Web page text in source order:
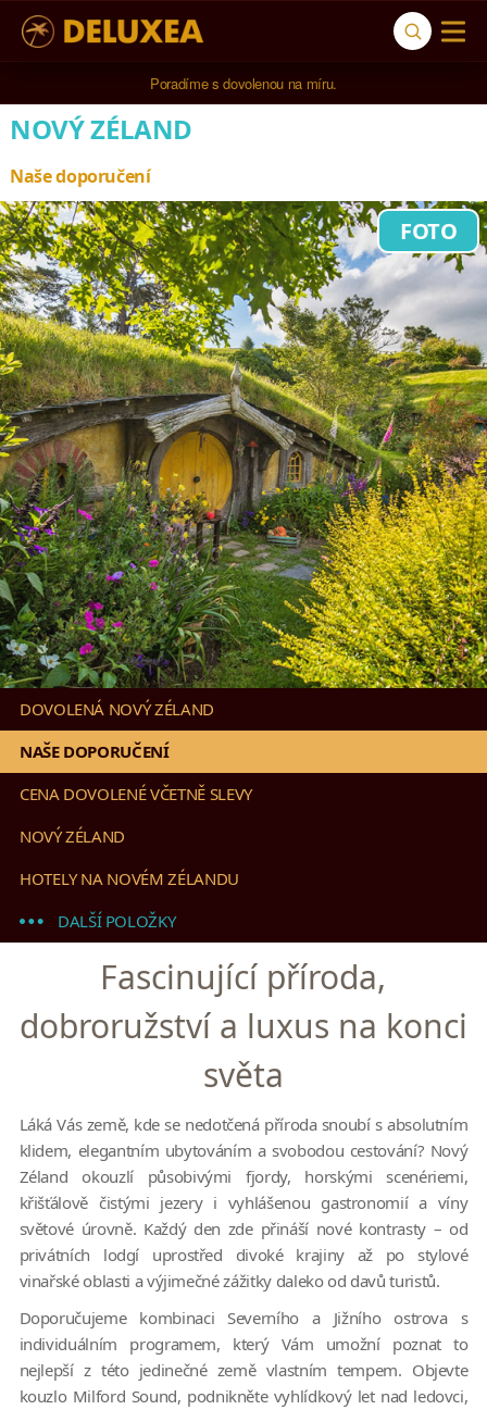
Poradíme s dovolenou na míru.
NOVÝ ZÉLAND
Naše doporučení
FOTO
DOVOLENÁ NOVÝ ZÉLAND
NAŠE DOPORUČENÍ
CENA DOVOLENÉ VČETNĚ SLEVY
NOVÝ ZÉLAND
HOTELY NA NOVÉM ZÉLANDU
DALŠÍ POLOŽKY
Fascinující příroda,
dobroružství a luxus na konci
světa
Láká Vás země, kde se nedotčená příroda snoubí s absolutním
klidem, elegantním ubytováním a svobodou cestování? Nový
Zéland okouzlí působivými fjordy, horskými scenériemi,
křišťálově čistými jezery i vyhlášenou gastronomií a víny
světové úrovně. Každý den zde přináší nové kontrasty – od
privátních lodgí uprostřed divoké krajiny až po stylové
vinařské oblasti a výjimečné zážitky daleko od davů turistů.
Doporučujeme kombinaci Severního a Jižního ostrova s
individuálním programem, který Vám umožní poznat to
nejlepší z této jedinečné země vlastním tempem. Objevte
kouzlo Milford Sound, podnikněte vyhlídkový let nad ledovci,